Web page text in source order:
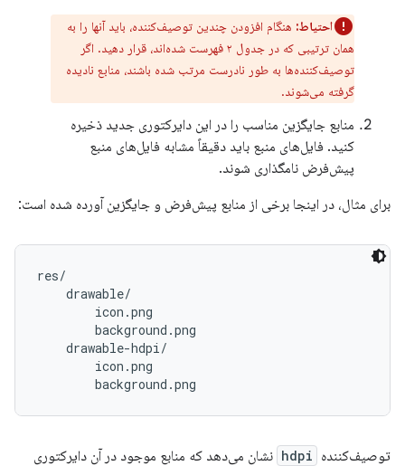
احتیاط: هنگام افزودن چندین توصیف‌کننده، باید آنها را به
همان ترتیبی که در جدول ۲ فهرست شده‌اند، قرار دهید. اگر
توصیف‌کننده‌ها به طور نادرست مرتب شده باشند، منابع نادیده
گرفته می‌شوند.
منابع جایگزین مناسب را در این دایرکتوری جدید ذخیره
کنید. فایل‌های منبع باید دقیقاً مشابه فایل‌های منبع
پیش‌فرض نامگذاری شوند.
برای مثال، در اینجا برخی از منابع پیش‌فرض و جایگزین آورده شده است:
res/
    drawable/
        icon.png
        background.png
    drawable-hdpi/
        icon.png
توصیف‌کننده hdpi نشان می‌دهد که منابع موجود در آن دایرکتوری